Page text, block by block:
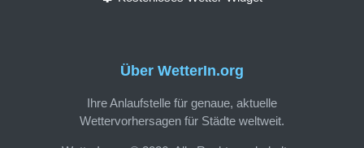
Über WetterIn.org
Ihre Anlaufstelle für genaue, aktuelle
Wettervorhersagen für Städte weltweit.